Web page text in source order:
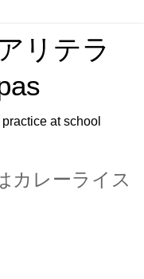
リテラ
at school
カレーライス